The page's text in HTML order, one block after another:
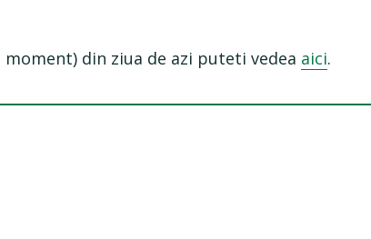
din ziua de azi puteti vedea aici.